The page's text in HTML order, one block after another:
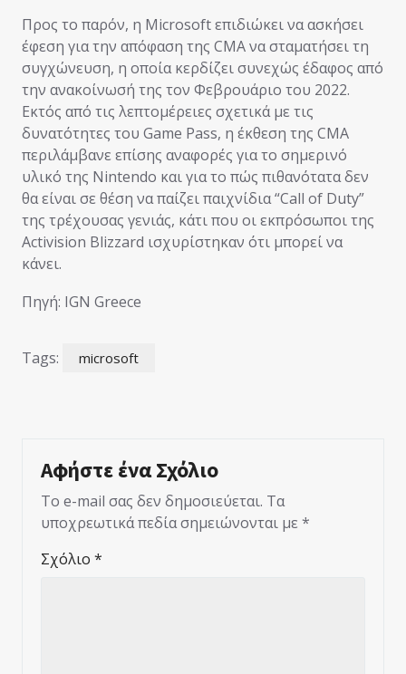
Προς το παρόν, η Microsoft επιδιώκει να ασκήσει
έφεση για την απόφαση της CMA να σταματήσει τη
συγχώνευση, η οποία κερδίζει συνεχώς έδαφος από
την ανακοίνωσή της τον Φεβρουάριο του 2022.
Εκτός από τις λεπτομέρειες σχετικά με τις
δυνατότητες του Game Pass, η έκθεση της CMA
περιλάμβανε επίσης αναφορές για το σημερινό
υλικό της Nintendo και για το πώς πιθανότατα δεν
θα είναι σε θέση να παίζει παιχνίδια “Call of Duty”
της τρέχουσας γενιάς, κάτι που οι εκπρόσωποι της
Activision Blizzard ισχυρίστηκαν ότι μπορεί να
κάνει.
Πηγή: IGN Greece
Tags: microsoft
Αφήστε ένα Σχόλιο
Το e-mail σας δεν δημοσιεύεται. Τα
υποχρεωτικά πεδία σημειώνονται με *
Σχόλιο *